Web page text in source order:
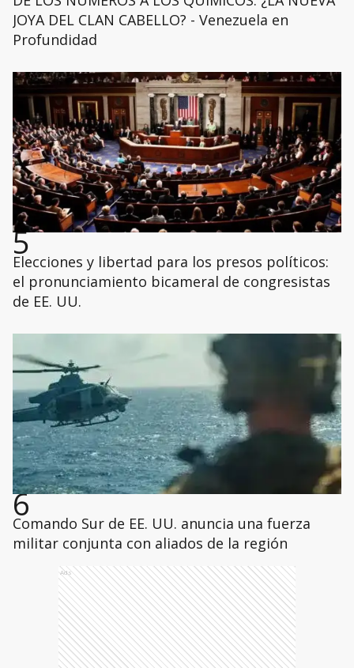
JOYA DEL CLAN CABELLO? - Venezuela en
Profundidad
5
Elecciones y libertad para los presos políticos:
el pronunciamiento bicameral de congresistas
de EE. UU.
6
Comando Sur de EE. UU. anuncia una fuerza
militar conjunta con aliados de la región
Ads